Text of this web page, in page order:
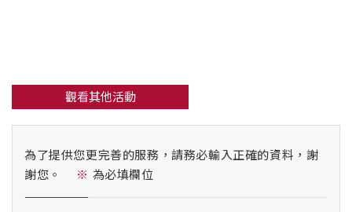
觀看其他活動
為了提供您更完善的服務，請務必輸入正確的資料，謝
謝您。
為必填欄位